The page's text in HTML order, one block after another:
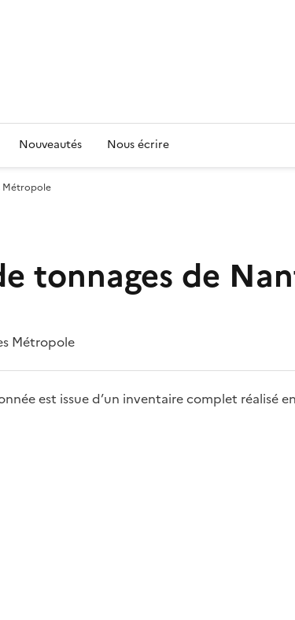
Nouveautés Nous écrire
Métropole
tonnages de
Métropole
est issue d’un inventaire complet réalisé